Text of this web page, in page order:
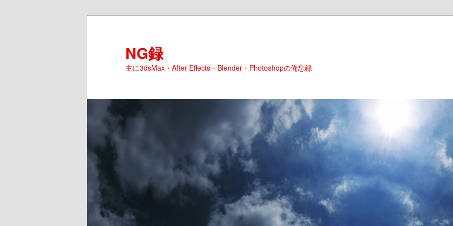
NG録
主に3dsMax・After Effects・Blender・Photoshopの備忘録